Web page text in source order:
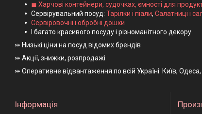
≣ Харчові контейнери, судочках, ємності для
Сервірувальний посуд: Тарілки і піали, Салатниці і
Сервіровочні і обробні дошки
І багато красивого посуду і різноманітного декору
⤗ Низькі ціни на посуд відомих брендів
⤗ Акції, знижки, розпродажі
⤗ Оперативне відвантаження по всій Україні: Київ,
Інформація